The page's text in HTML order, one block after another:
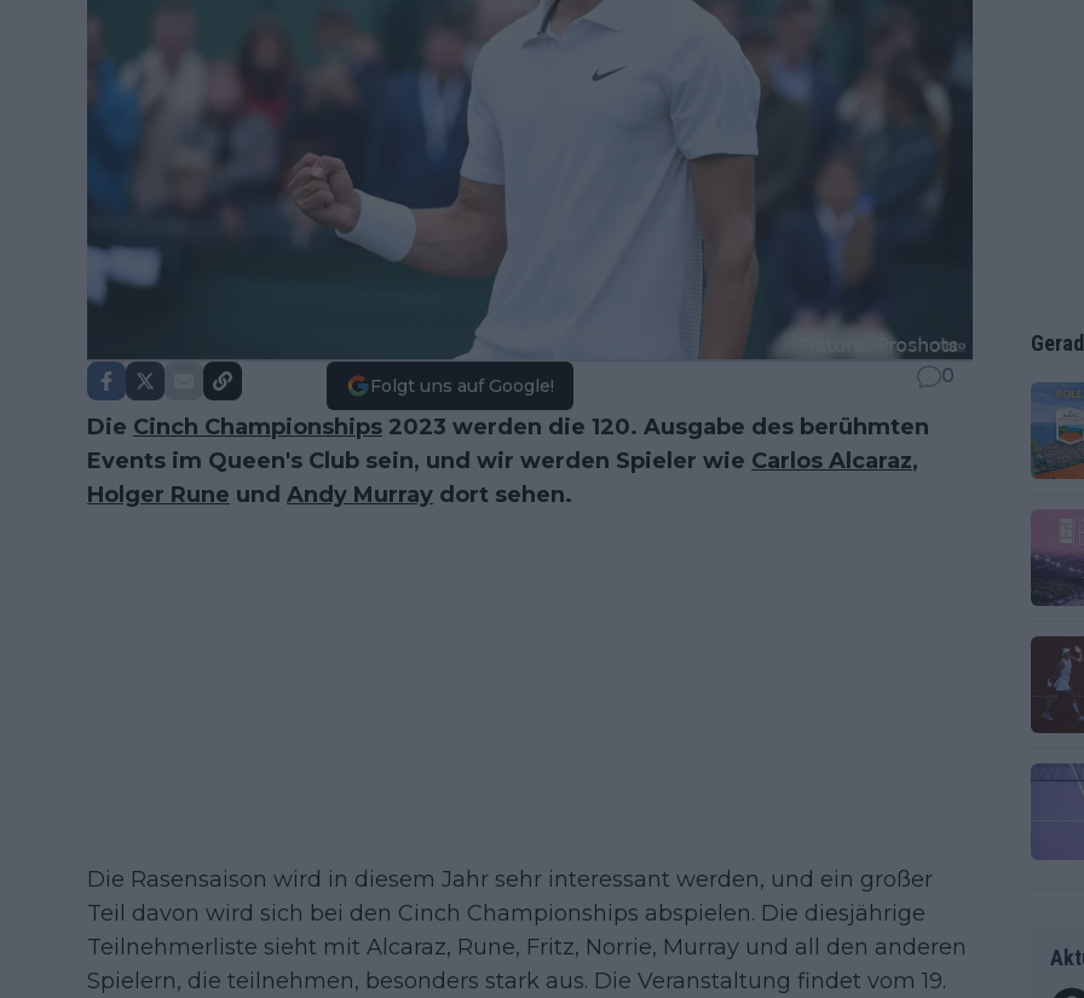
Folgt uns auf Google! 0
Die Cinch Championships 2023 werden die 120. Ausgabe des berühmten
Events im Queen's Club sein, und wir werden Spieler wie Carlos Alcaraz,
Holger Rune und Andy Murray dort sehen.
Die Rasensaison wird in diesem Jahr sehr interessant werden, und ein großer
Teil davon wird sich bei den Cinch Championships abspielen. Die diesjährige
Teilnehmerliste sieht mit Alcaraz, Rune, Fritz, Norrie, Murray und all den anderen
Spielern, die teilnehmen, besonders stark aus. Die Veranstaltung findet vom 19.